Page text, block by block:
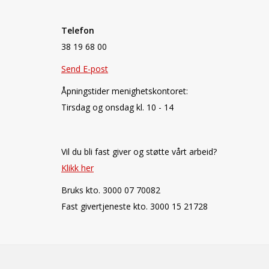
Telefon
38 19 68 00
Send E-post
Åpningstider menighetskontoret:
Tirsdag og onsdag kl. 10 - 14
Vil du bli fast giver og støtte vårt arbeid?
Klikk her
Bruks kto. 3000 07 70082
Fast givertjeneste kto. 3000 15 21728